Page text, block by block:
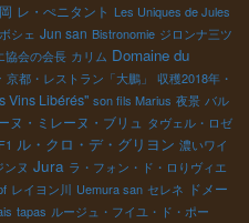
レ・ぺニタント Les Uniques de Jules
シェ Jun san Bistronomie ジロンナ三ツ
協会の会長 カリム Domaine du
京都・レストラン「大鵬」
収穫2018年・
Vins Libérés" son fils Marius 夜景 バル
ヌ・ミレーヌ・ブリュ タヴェル・ロゼ
ル・クロ・デ・グリヨン 濃いワイ
ンヌ Jura ラ・フォン・ド・ロりヴィエ
レイヨン川 Uemura san セレネ ドメー
tapas ルージュ・フイユ・ド・ポー